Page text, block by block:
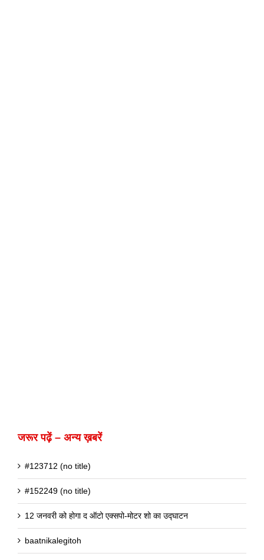
जरूर पढ़ें – अन्य ख़बरें
#123712 (no title)
#152249 (no title)
12 जनवरी को होगा द ऑटो एक्सपो-मोटर शो का उद्घाटन
baatnikalegitoh